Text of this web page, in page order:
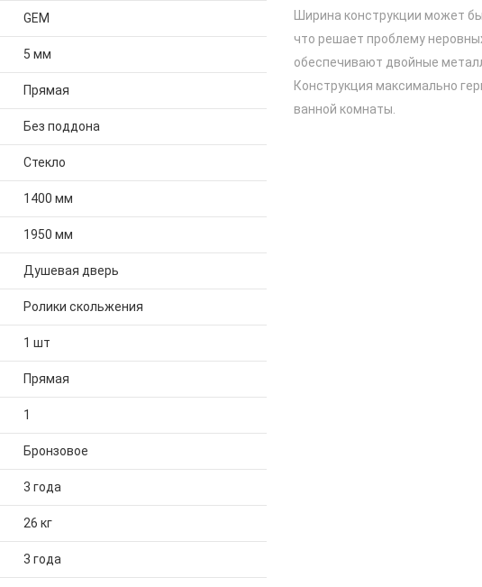
GEM
5 мм
Прямая
Без поддона
Стекло
1400 мм
1950 мм
Душевая дверь
Ролики скольжения
1 шт
Прямая
1
Бронзовое
3 года
26 кг
3 года
Ширина конструкции может
что решает проблему
обеспечивают двойные
Конструкция максимально
ванной комнаты.